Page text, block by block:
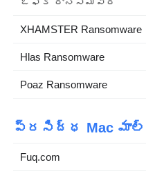
XHAMSTER Ransomware
Hlas Ransomware
Poaz Ransomware
ప్రసిద్ధ Mac
Fuq.com